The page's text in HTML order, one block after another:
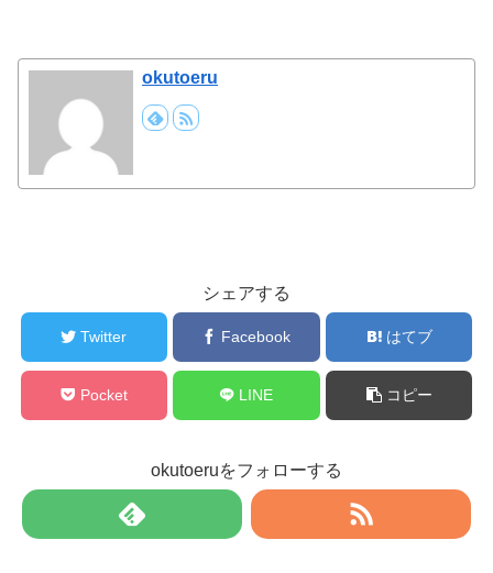
okutoeru
シェアする
Twitter Facebook はてブ
Pocket LINE コピー
okutoeruをフォローする